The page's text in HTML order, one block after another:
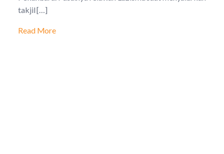
takjil […]
Read More